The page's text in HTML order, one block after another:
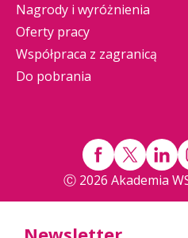
Nagrody i wyróżnienia
Oferty pracy
Współpraca z zagranicą
Do pobrania
Ⓒ 2026 Akademia